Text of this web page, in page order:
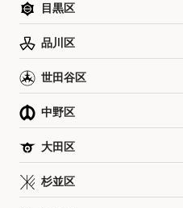
目黒区
品川区
世田谷区
中野区
大田区
杉並区